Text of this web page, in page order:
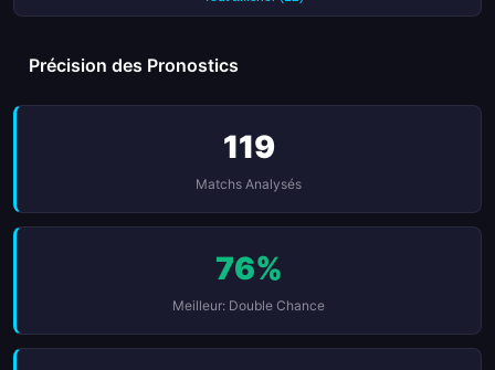
Précision des Pronostics
119
Matchs Analysés
76%
Meilleur: Double Chance